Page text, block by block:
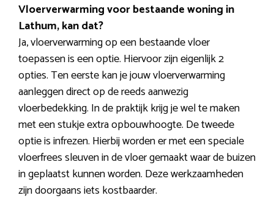
Vloerverwarming voor bestaande woning in
Lathum, kan dat?
Ja, vloerverwarming op een bestaande vloer
toepassen is een optie. Hiervoor zijn eigenlijk 2
opties. Ten eerste kan je jouw vloerverwarming
aanleggen direct op de reeds aanwezig
vloerbedekking. In de praktijk krijg je wel te maken
met een stukje extra opbouwhoogte. De tweede
optie is infrezen. Hierbij worden er met een speciale
vloerfrees sleuven in de vloer gemaakt waar de buizen
in geplaatst kunnen worden. Deze werkzaamheden
zijn doorgaans iets kostbaarder.